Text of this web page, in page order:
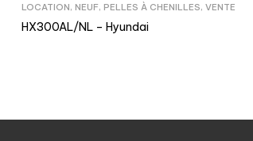
LOCATION, NEUF, PELLES À CHENILLES, VENTE
HX300AL/NL – Hyundai